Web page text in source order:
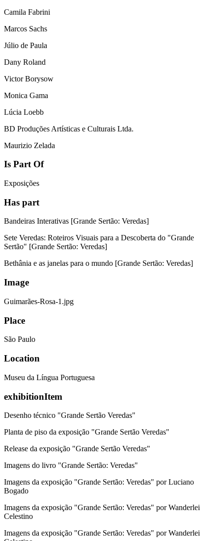
Camila Fabrini
Marcos Sachs
Júlio de Paula
Dany Roland
Victor Borysow
Monica Gama
Lúcia Loebb
BD Produções Artísticas e Culturais Ltda.
Maurizio Zelada
Is Part Of
Exposições
Has part
Bandeiras Interativas [Grande Sertão: Veredas]
Sete Veredas: Roteiros Visuais para a Descoberta do "Grande
Sertão" [Grande Sertão: Veredas]
Bethânia e as janelas para o mundo [Grande Sertão: Veredas]
Image
Guimarães-Rosa-1.jpg
Place
São Paulo
Location
Museu da Língua Portuguesa
exhibitionItem
Desenho técnico "Grande Sertão Veredas"
Planta de piso da exposição "Grande Sertão Veredas"
Release da exposição "Grande Sertão Veredas"
Imagens do livro "Grande Sertão: Veredas"
Imagens da exposição "Grande Sertão: Veredas" por Luciano
Bogado
Imagens da exposição "Grande Sertão: Veredas" por Wanderlei
Celestino
Imagens da exposição "Grande Sertão: Veredas" por Wanderlei